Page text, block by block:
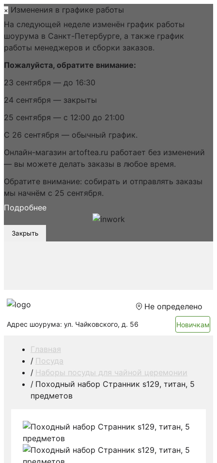
× Изменения в графике работы
На следующей неделе изменён график работы
шоурума в Санкт-Петербурге, а также график
работы менеджеров и сборки заказов.
Пожалуйста, обратите внимание:
23 сентября — до 16:30
24 сентября — закрыты
25 сентября — с 12:00 до 21:00
С 26 сентября — обычный график.
Онлайн-магазин artoftea.ru работает без изменений
— вы можете делать заказы в любое время.
Обратите внимание: собирать и отправлять заказы
мы начнём с 25 сентября.
Подробнее
Закрыть
Не определено
Адрес шоурума: ул. Чайковского, д. 56 Новичкам
Главная
Посуда
Наборы посуды для чайной церемонии
Походный набор Странник s129, титан, 5
предметов